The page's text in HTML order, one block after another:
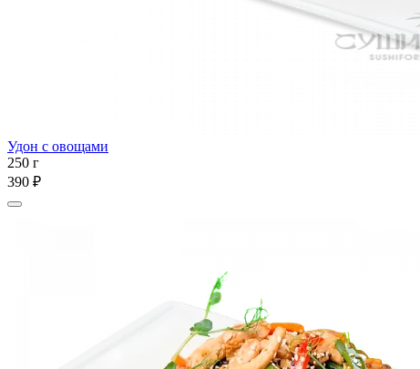
Удон с овощами
250 г
390 ₽